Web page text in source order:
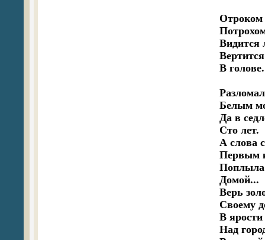
Отроком
Видится
В голове.
Белым
Да в
Сто лет.
А слова
Первым
Домой...
Верь
Своему
В ярости
Над